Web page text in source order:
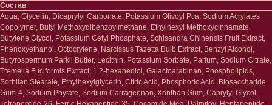
Состав
Aqua, Glycerin, Dicaprylyl Carbonate, Potassium Olivoyl Pca, Sodium Acrylates
Copolymer, Butyl Methoxydibenzoylmethane, Ethylhexyl Methoxycinnamate,
Butylene Glycol, Potassium Cetyl Phosphate, Schisandra Chinensis Fruit Extract,
Phenoxyethanol, Octocrylene, Narcissus Tazetta Bulb Extract, Benzyl Alcohol,
Butyrospermum Parkii Butter, Lecithin, Potassium Sorbate, Parfum, Sodium Citrate,
Tremella Fuciformis Extract, 1,2-hexanediol, Galactoarabinan, Phospholipids,
Sorbitan Stearate, Ethylhexylglycerin, Citric Acid, Phosphoric Acid, Biosaccharide
Gum-4, Sodium Phytate, Sodium Carrageenan, Xanthan Gum, Caprylyl Glycol,
Очищение
Шея и зона декольте
Пилинги/масла
Уход за руками
Уход за ногами
Средства для ванны
Гаджеты
Увлажнение/питание
Сыворотки/ эссенции
Ретинол
Защита от солнца
Тонизация
Восстановление
Маски и патчи
Уход за губами
Декоротивная косметика